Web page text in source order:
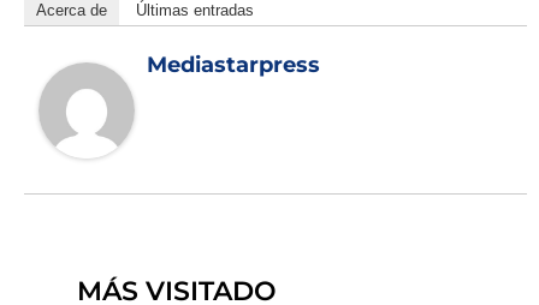
Acerca de Últimas entradas
Mediastarpress
MÁS VISITADO